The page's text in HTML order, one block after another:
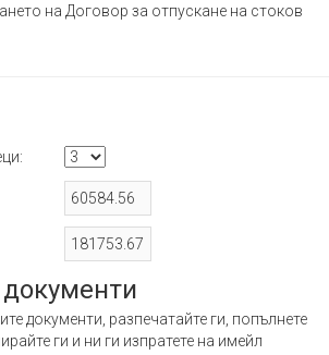
на Договор за отпускане на стоков
документи, разпечатайте ги, попълнете
ги и ни ги изпратете на имейл